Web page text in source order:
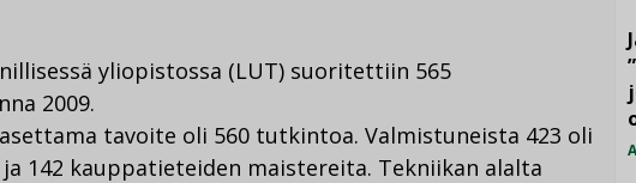
yliopistossa (LUT) suoritettiin 565
2009.
tavoite oli 560 tutkintoa. Valmistuneista 423 oli
142 kauppatieteiden maistereita. Tekniikan alalta